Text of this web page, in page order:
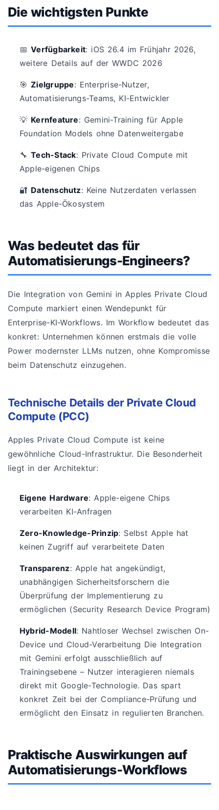
Die wichtigsten Punkte
📅Verfügbarkeit: iOS 26.4 im Frühjahr 2026,
weitere Details auf der WWDC 2026
🎯Zielgruppe: Enterprise-Nutzer,
Automatisierungs-Teams, KI-Entwickler
💡 Kernfeature: Gemini-Training für Apple
Foundation Models ohne Datenweitergabe
🔧Tech-Stack: Private Cloud Compute mit
Apple-eigenen Chips
🔐 Datenschutz: Keine Nutzerdaten verlassen
das Apple-Ökosystem
Was bedeutet das für
Automatisierungs-Engineers?
Die Integration von Gemini in Apples Private Cloud
Compute markiert einen Wendepunkt für
Enterprise-KI-Workflows. Im Workflow bedeutet das
konkret: Unternehmen können erstmals die volle
Power modernster LLMs nutzen, ohne Kompromisse
beim Datenschutz einzugehen.
Technische Details der Private Cloud
Compute (PCC)
Apples Private Cloud Compute ist keine
gewöhnliche Cloud-Infrastruktur. Die Besonderheit
liegt in der Architektur:
Eigene Hardware: Apple-eigene Chips
verarbeiten KI-Anfragen
Zero-Knowledge-Prinzip: Selbst Apple hat
keinen Zugriff auf verarbeitete Daten
Transparenz: Apple hat angekündigt,
unabhängigen Sicherheitsforschern die
Überprüfung der Implementierung zu
ermöglichen (Security Research Device Program)
Hybrid-Modell: Nahtloser Wechsel zwischen On-
Device und Cloud-Verarbeitung Die Integration
mit Gemini erfolgt ausschließlich auf
Trainingsebene – Nutzer interagieren niemals
direkt mit Google-Technologie. Das spart
konkret Zeit bei der Compliance-Prüfung und
ermöglicht den Einsatz in regulierten Branchen.
Praktische Auswirkungen auf
Automatisierungs-Workflows